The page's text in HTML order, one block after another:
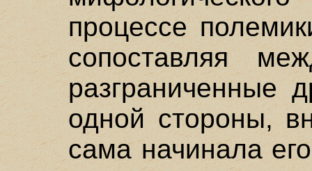
процессе
сопоставляя
разграниченные
одной стороны,
сама начинала